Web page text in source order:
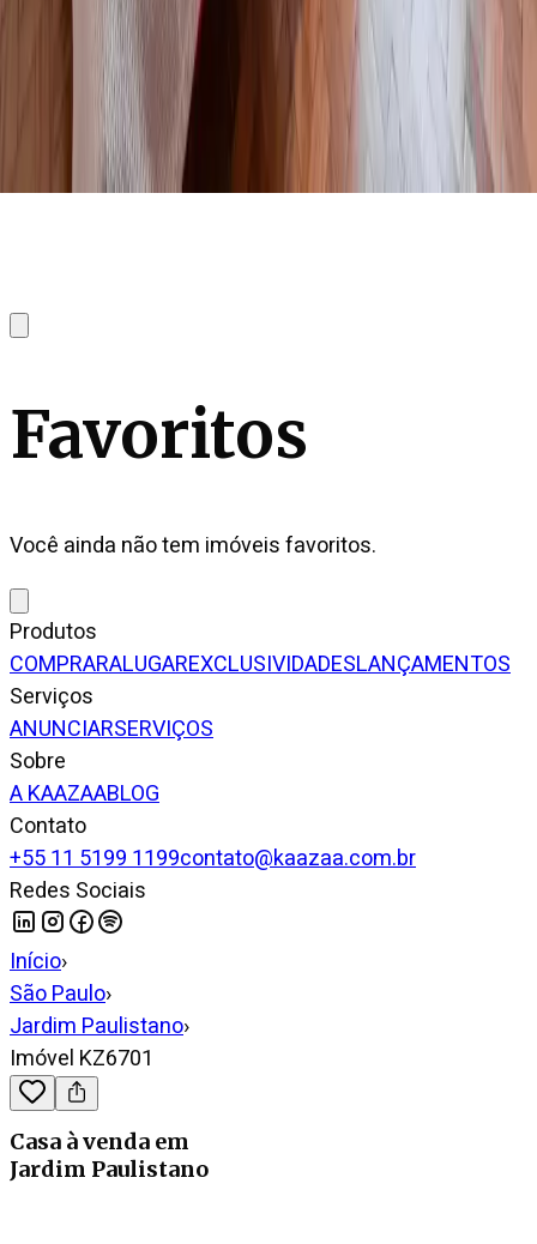
Favoritos
Você ainda não tem imóveis favoritos.
Produtos
COMPRARALUGAREXCLUSIVIDADESLANÇAMENTOS
Serviços
ANUNCIARSERVIÇOS
Sobre
A KAAZAABLOG
Contato
+55 11 5199 1199contato@kaazaa.com.br
Redes Sociais
Início›
São Paulo›
Jardim Paulistano›
Imóvel KZ6701
Casa à venda em
Jardim Paulistano